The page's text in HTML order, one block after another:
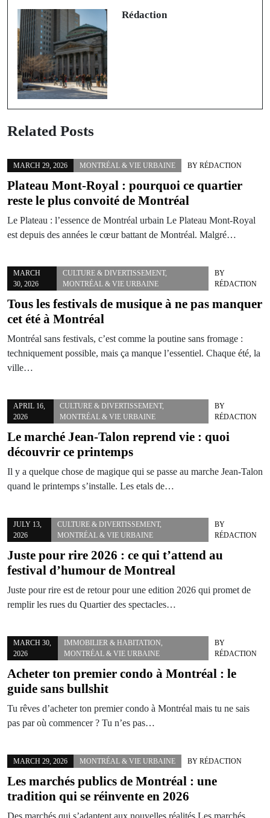
Rédaction
Related Posts
MARCH 29, 2026 MONTRÉAL & VIE URBAINE BY RÉDACTION
Plateau Mont-Royal : pourquoi ce quartier
reste le plus convoité de Montréal
Le Plateau : l’essence de Montréal urbain Le Plateau Mont-Royal
est depuis des années le cœur battant de Montréal. Malgré…
MARCH
30, 2026
CULTURE & DIVERTISSEMENT,
MONTRÉAL & VIE URBAINE
BY
RÉDACTION
Tous les festivals de musique à ne pas manquer
cet été à Montréal
Montréal sans festivals, c’est comme la poutine sans fromage :
techniquement possible, mais ça manque l’essentiel. Chaque été, la
ville…
APRIL 16,
2026
CULTURE & DIVERTISSEMENT,
MONTRÉAL & VIE URBAINE
BY
RÉDACTION
Le marché Jean-Talon reprend vie : quoi
découvrir ce printemps
Il y a quelque chose de magique qui se passe au marche Jean-Talon
quand le printemps s’installe. Les etals de…
JULY 13,
2026
CULTURE & DIVERTISSEMENT,
MONTRÉAL & VIE URBAINE
BY
RÉDACTION
Juste pour rire 2026 : ce qui t’attend au
festival d’humour de Montreal
Juste pour rire est de retour pour une edition 2026 qui promet de
remplir les rues du Quartier des spectacles…
MARCH 30,
2026
IMMOBILIER & HABITATION
MONTRÉAL & VIE URBAINE
BY
RÉDACTION
Acheter ton premier condo à Montréal : le
guide sans bullshit
Tu rêves d’acheter ton premier condo à Montréal mais tu ne sais
pas par où commencer ? Tu n’es pas…
MARCH 29, 2026 MONTRÉAL & VIE URBAINE BY RÉDACTION
Les marchés publics de Montréal : une
tradition qui se réinvente en 2026
Des marchés qui s’adaptent aux nouvelles réalités Les marchés